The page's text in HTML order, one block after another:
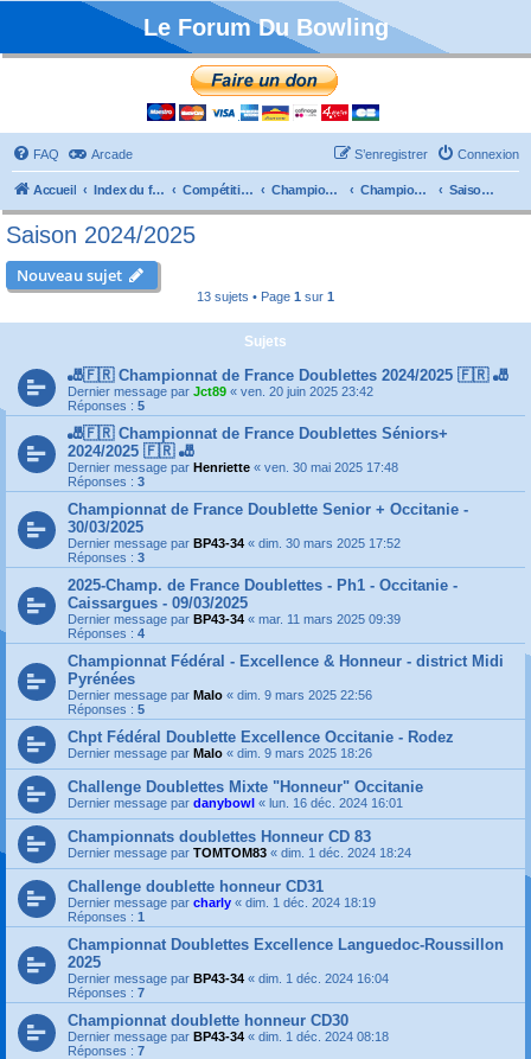
Le Forum Du Bowling
FAQ Arcade Connexion
S’enregistrer
Accueil Index du forum Compétitions Championnats de France Championnat Doublettes Saison 2024/2025
Saison 2024/2025
Nouveau sujet
13 sujets • Page 1 sur 1
Sujets
🎳🇫🇷 Championnat de France Doublettes 2024/2025 🇫🇷 🎳
Dernier message par Jct89 « ven. 20 juin 2025 23:42
Réponses : 5
🎳🇫🇷 Championnat de France Doublettes Séniors+
2024/2025 🇫🇷 🎳
Dernier message par Henriette « ven. 30 mai 2025 17:48
Réponses : 3
Championnat de France Doublette Senior + Occitanie -
30/03/2025
Dernier message par BP43-34 « dim. 30 mars 2025 17:52
Réponses : 3
2025-Champ. de France Doublettes - Ph1 - Occitanie -
Caissargues - 09/03/2025
Dernier message par BP43-34 « mar. 11 mars 2025 09:39
Réponses : 4
Championnat Fédéral - Excellence & Honneur - district Midi
Pyrénées
Dernier message par Malo « dim. 9 mars 2025 22:56
Réponses : 5
Chpt Fédéral Doublette Excellence Occitanie - Rodez
Dernier message par Malo « dim. 9 mars 2025 18:26
Challenge Doublettes Mixte "Honneur" Occitanie
Dernier message par danybowl « lun. 16 déc. 2024 16:01
Championnats doublettes Honneur CD 83
Dernier message par TOMTOM83 « dim. 1 déc. 2024 18:24
Challenge doublette honneur CD31
Dernier message par charly « dim. 1 déc. 2024 18:19
Réponses : 1
Championnat Doublettes Excellence Languedoc-Roussillon
2025
Dernier message par BP43-34 « dim. 1 déc. 2024 16:04
Réponses : 7
Championnat doublette honneur CD30
Dernier message par BP43-34 « dim. 1 déc. 2024 08:18
Réponses : 7